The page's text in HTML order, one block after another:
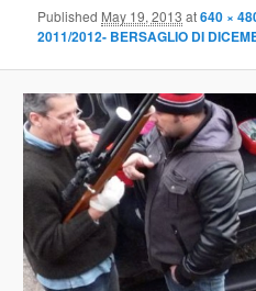
Published May 19, 2013 at640 ×
2011/2012- BERSAGLIO DI